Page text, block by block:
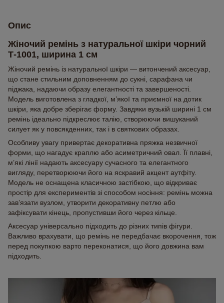
Опис
Жіночий ремінь з натуральної шкіри чорний
Т-1001, ширина 1 см
Жіночий ремінь із натуральної шкіри — витончений аксесуар,
що стане стильним доповненням до сукні, сарафана чи
піджака, надаючи образу елегантності та завершеності.
Модель виготовлена з гладкої, м’якої та приємної на дотик
шкіри, яка добре зберігає форму. Завдяки вузькій ширині 1 см
ремінь ідеально підкреслює талію, створюючи вишуканий
силует як у повсякденних, так і в святкових образах.
Особливу увагу привертає декоративна пряжка незвичної
форми, що нагадує краплю або асиметричний овал. Її плавні,
м’які лінії надають аксесуару сучасного та елегантного
вигляду, перетворюючи його на яскравий акцент аутфіту.
Модель не оснащена класичною застібкою, що відкриває
простір для експериментів зі способом носіння: ремінь можна
зав’язати вузлом, утворити декоративну петлю або
зафіксувати кінець, пропустивши його через кільце.
Аксесуар універсально підходить до різних типів фігури.
Важливо врахувати, що ремінь не передбачає вкорочення, тож
перед покупкою варто переконатися, що його довжина вам
підходить.